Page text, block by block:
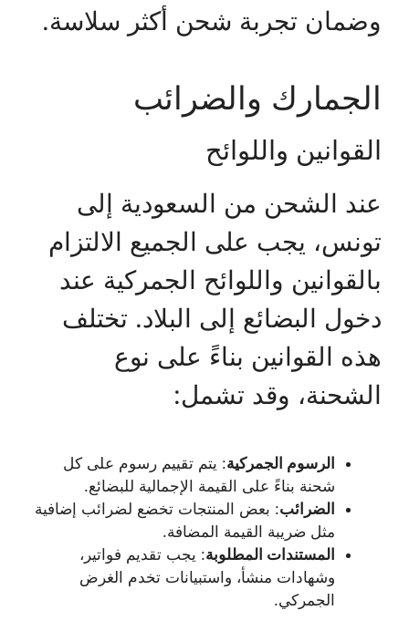
وضمان تجربة شحن أكثر سلاسة.
الجمارك والضرائب
القوانين واللوائح
عند الشحن من السعودية إلى
تونس، يجب على الجميع الالتزام
بالقوانين واللوائح الجمركية عند
دخول البضائع إلى البلاد. تختلف
هذه القوانين بناءً على نوع
الشحنة، وقد تشمل:
الرسوم الجمركية: يتم تقييم رسوم على كل
شحنة بناءً على القيمة الإجمالية للبضائع.
الضرائب: بعض المنتجات تخضع لضرائب إضافية
مثل ضريبة القيمة المضافة.
المستندات المطلوبة: يجب تقديم فواتير،
وشهادات منشأ، واستبيانات تخدم الغرض
الجمركي.